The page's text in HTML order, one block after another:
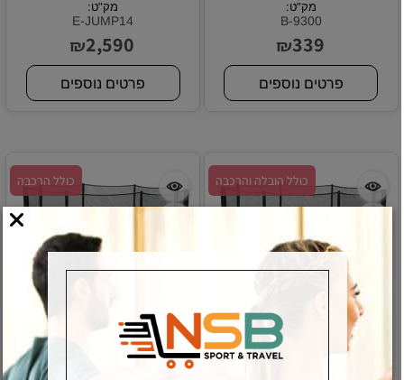
מק"ט:
B-9300
₪339
פרטים נוספים
מק"ט:
E-JUMP14
₪2,590
פרטים נוספים
כולל הובלה והרכבה
טרמפולינה לחצר 2.44 מטר
Jump8 כולל הובלה והרכבה
כולל הרכבה
טרמפולינה לחצר 3.66 מטר
Jump12 כולל הובלה והרכבה